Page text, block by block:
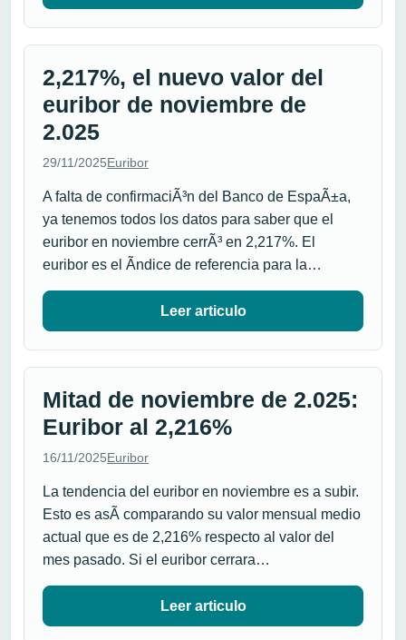
2,217%, el nuevo valor del
euribor de noviembre de
2.025
29/11/2025Euribor
A falta de confirmaciÃ³n del Banco de EspaÃ±a,
ya tenemos todos los datos para saber que el
euribor en noviembre cerrÃ³ en 2,217%. El
euribor es el Ã­ndice de referencia para la…
Leer articulo
Mitad de noviembre de 2.025:
Euribor al 2,216%
16/11/2025Euribor
La tendencia del euribor en noviembre es a subir.
Esto es asÃ­ comparando su valor mensual medio
actual que es de 2,216% respecto al valor del
mes pasado. Si el euribor cerrara…
Leer articulo